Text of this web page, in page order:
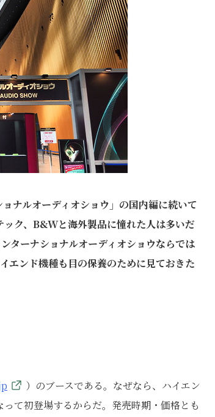
ナルオーディオショウ」の国内編に続いて
ク、B&Wと海外製品に憧れた人は多いだ
ターナショナルオーディオショウならでは
エンド機種も目の保養のために見ておきた
）のブースである。なぜなら、ハイエン
て初登場するからだ。発売時期・価格とも